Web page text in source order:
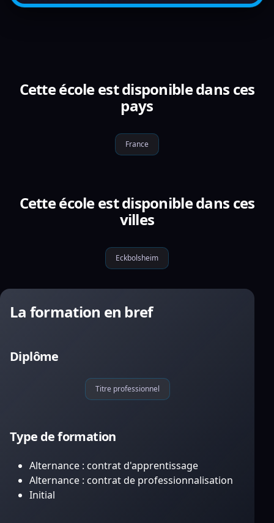
Cette école est disponible dans ces
pays
France
Cette école est disponible dans ces
villes
Eckbolsheim
La formation en bref
Diplôme
Titre professionnel
Type de formation
Alternance : contrat d'apprentissage
Alternance : contrat de professionnalisation
Initial